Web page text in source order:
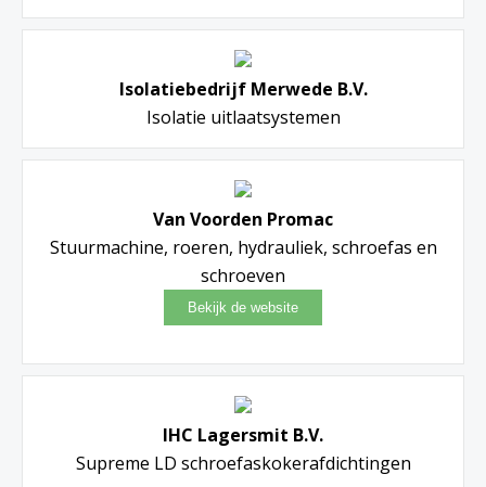
Isolatiebedrijf Merwede B.V.
Isolatie uitlaatsystemen
Van Voorden Promac
Stuurmachine, roeren, hydrauliek, schroefas en
schroeven
IHC Lagersmit B.V.
Supreme LD schroefaskokerafdichtingen